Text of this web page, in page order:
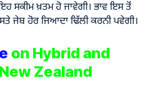
ਸਕੀਮ ਖ਼ਤਮ ਹੋ ਜਾਵੇਗੀ। ਭਾਵ ਇਸ ਤੋਂ
ਜੇਬ ਹੋਰ ਜਿਆਦਾ ਢਿੱਲੀ ਕਰਨੀ ਪਵੇਗੀ।
on Hybrid and
Zealand